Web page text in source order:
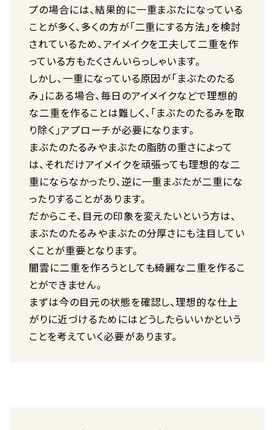
プの場合には、結果的に一重まぶたになっている
ことが多く、多くの方が「二重にする方法」を検討
されているため、アイメイクを工夫して二重を作
っている方もたくさんいらっしゃいます。
しかし、一重になっている原因が「まぶたのたる
み」にある場合、毎日のアイメイクなどで理想的
な二重を作ることは難しく、「まぶたのたるみを取
り除く」アプローチが必要になります。
まぶたのたるみやまぶたの脂肪の重さによって
は、それだけアイメイクを頑張っても理想的な二
重にならなかったり、逆に一重まぶたが二重にな
ったりすることがあります。
だからこそ、目元の印象を変えたいという方は、
まぶたのたるみやまぶたの分厚さにも注目してい
くことが重要となります。
闇雲に二重を作ろうとしても綺麗な二重を作るこ
とができません。
まずは今の目元の状態を確認し、理想的な仕上
がりに近づけるためにはどうしたらいいかという
ことを考えていく必要があります。